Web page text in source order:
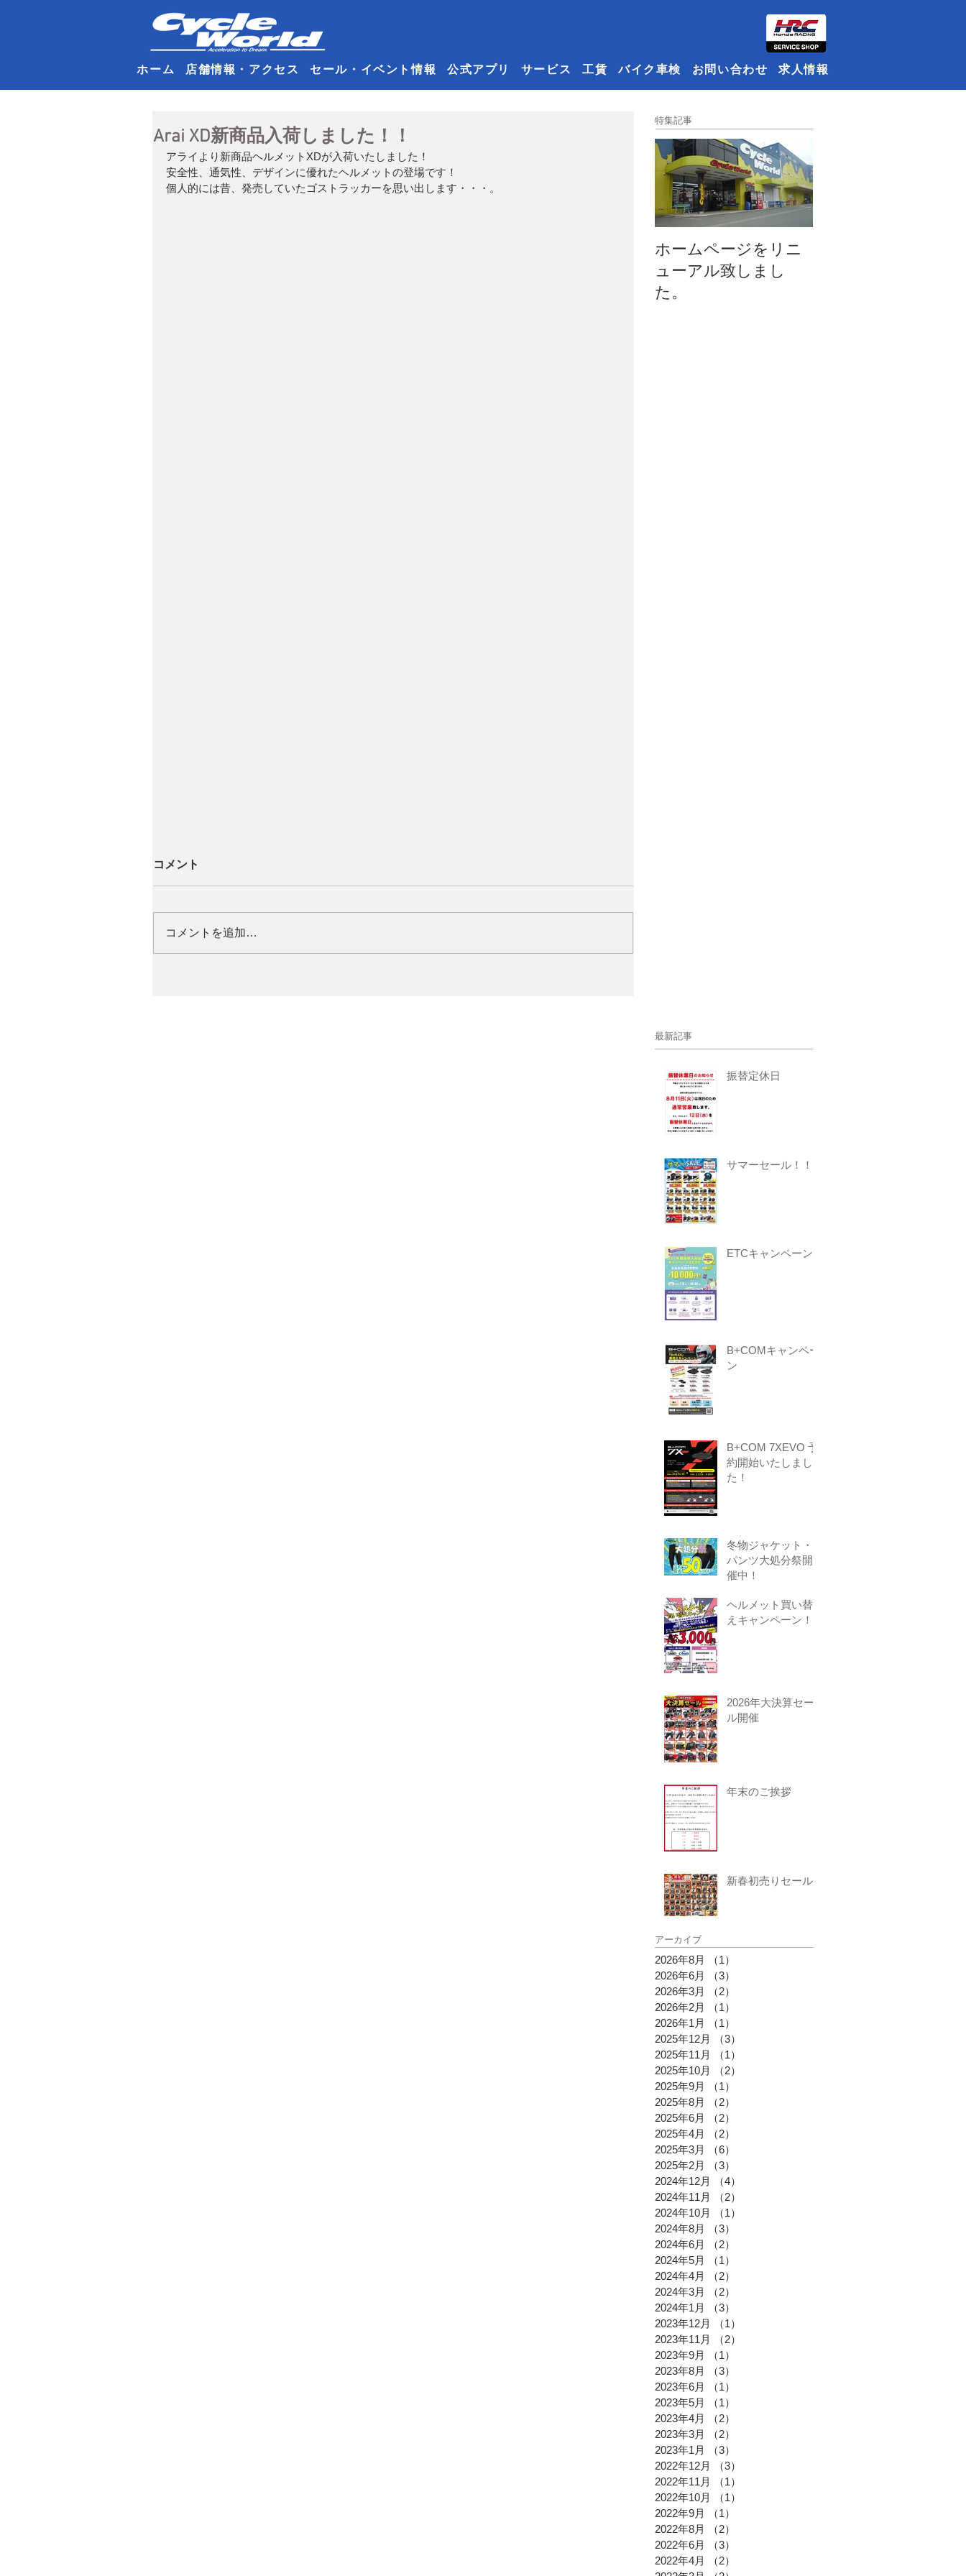
ホーム 店舗情報・アクセス セール・イベント情報 公式アプリ サービス 工賃 バイク車検 お問い合わせ 求人情報
Arai XD新商品入荷しました！！
アライより新商品ヘルメットXDが入荷いたしました！
安全性、通気性、デザインに優れたヘルメットの登場です！
個人的には昔、発売していたゴストラッカーを思い出します・・・。
コメント
コメントを追加…
特集記事
ホームページをリニ
ューアル致しまし
た。
最新記事
振替定休日
サマーセール！！
ETCキャンペーン
B+COMキャンペー
ン
B+COM 7XEVO 予
約開始いたしまし
た！
冬物ジャケット・
パンツ大処分祭開
催中！
ヘルメット買い替
えキャンペーン！
2026年大決算セー
ル開催
年末のご挨拶
新春初売りセール
アーカイブ
2026年8月 （1）
2026年6月
（3）
2026年3月
（2）
2026年2月
（1）
2026年1月
（1）
2025年12月
（3）
2025年11月
（1）
2025年10月
（2）
2025年9月
（1）
2025年8月
（2）
2025年6月
（2）
2025年4月
（2）
2025年3月
（6）
2025年2月
（3）
2024年12月
（4）
2024年11月
（2）
2024年10月
（1）
2024年8月
（3）
2024年6月
（2）
2024年5月
（1）
2024年4月
（2）
2024年3月
（2）
2024年1月
（3）
2023年12月
（1）
2023年11月
（2）
2023年9月
（1）
2023年8月
（3）
2023年6月
（1）
2023年5月
（1）
2023年4月
（2）
2023年3月
（2）
2023年1月
（3）
2022年12月
（3）
2022年11月
（1）
2022年10月
（1）
2022年9月
（1）
2022年8月
（2）
2022年6月
（3）
2022年4月
（2）